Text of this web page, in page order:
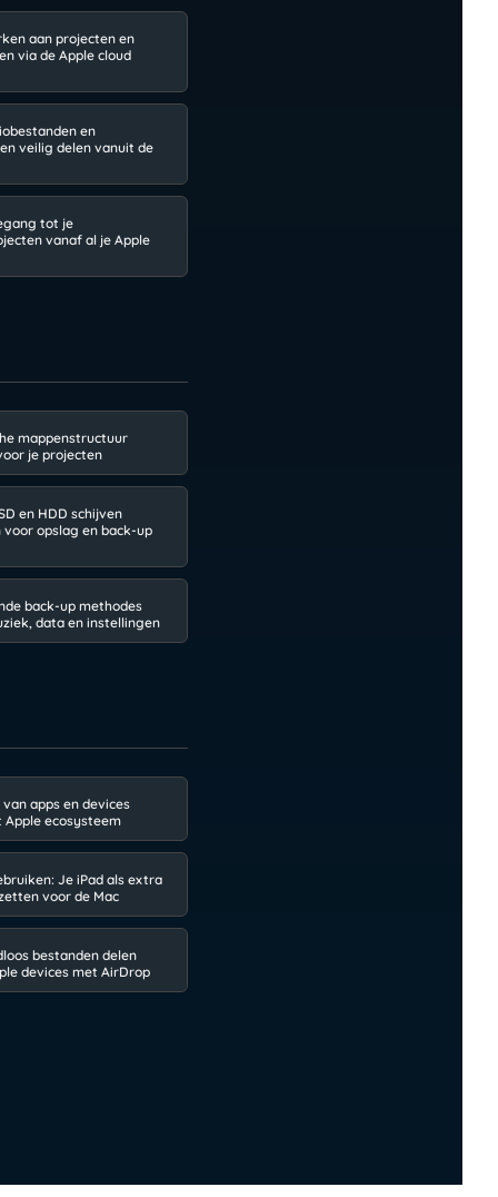
aan projecten en
via de Apple cloud
en
veilig delen vanuit de
tot je
vanaf al je Apple
mappenstructuur
je projecten
en HDD schijven
opslag en back-up
back-up methodes
data en instellingen
apps en devices
Apple ecosysteem
Je iPad als extra
voor de Mac
bestanden delen
devices met AirDrop